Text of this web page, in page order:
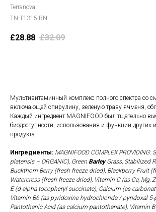
Terranova
TN-T1315-BN
£28.88 £32.09
Мультивитаминный комплекс полного спектра со
включающей спирулину, зеленую траву ячменя,
Каждый ингредиент MAGNIFOOD был тщательно
биодоступности, использования и функции других
продукта.
Ингредиенты: MAGNIFOOD COMPLEX
platensis – ORGANIC), Green BarleyGrass, Stabilized
Buckthorn Berry (fresh freeze dried), Blackberry Fruit
Watercress (fresh freeze dried), Vitamin C (as Ca, Mg,
E (d-alpha tocopheryl succinate), Calcium (as
Vitamin B6 (as pyridoxine hydrochloride / pyridoxal 5-
Pantothenic Acid (as calcium pantothenate), Vitamin